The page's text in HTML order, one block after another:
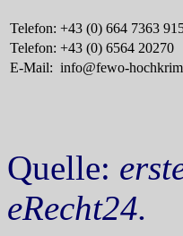
Telefon: +43 (0) 664 7363
Telefon: +43 (0) 6564 20270
E-Mail: info@fewo-
Quelle:
eRecht24.